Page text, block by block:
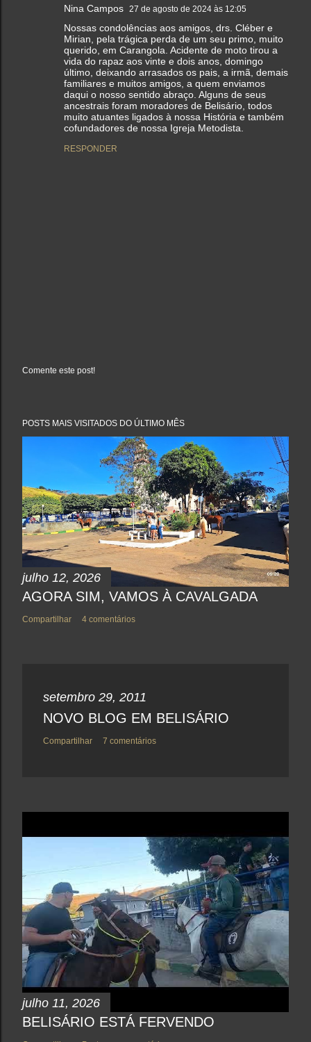
Nina Campos 27 de agosto de 2024 às 12:05
Nossas condolências aos amigos, drs. Cléber e
Mirian, pela trágica perda de um seu primo, muito
querido, em Carangola. Acidente de moto tirou a
vida do rapaz aos vinte e dois anos, domingo
último, deixando arrasados os pais, a irmã, demais
familiares e muitos amigos, a quem enviamos
daqui o nosso sentido abraço. Alguns de seus
ancestrais foram moradores de Belisário, todos
muito atuantes ligados à nossa História e também
cofundadores de nossa Igreja Metodista.
RESPONDER
a
e
n
t
á
r
i
o
Comente este post!
POSTS MAIS VISITADOS DO ÚLTIMO MÊS
julho 12, 2026
AGORA SIM, VAMOS À CAVALGADA
Compartilhar 4 comentários
setembro 29, 2011
NOVO BLOG EM BELISÁRIO
Compartilhar 7 comentários
julho 11, 2026
BELISÁRIO ESTÁ FERVENDO